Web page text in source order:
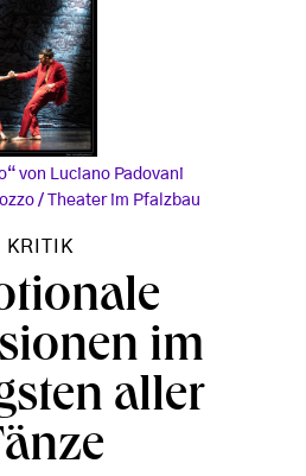
von Luciano Padovani
/ Theater im Pfalzbau
KRITIK
im
aller